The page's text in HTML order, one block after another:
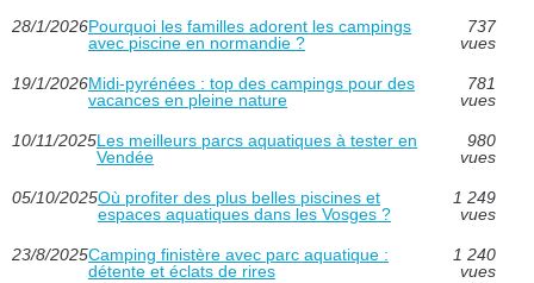
28/1/2026Pourquoi les familles adorent les campings
avec piscine en normandie ?
737
vues
19/1/2026Midi-pyrénées : top des campings pour des
vacances en pleine nature
781
vues
10/11/2025Les meilleurs parcs aquatiques à tester en
Vendée
980
vues
05/10/2025Où profiter des plus belles piscines et
espaces aquatiques dans les Vosges ?
1 249
vues
23/8/2025Camping finistère avec parc aquatique :
détente et éclats de rires
1 240
vues